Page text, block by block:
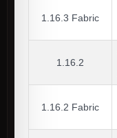
1.16.3 Fabric
1.16.2
1.16.2 Fabric